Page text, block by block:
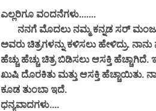
ಎಲ್ಲರಿಗೂ ವಂದನೆಗಳು.......
ನನಗೆ ಮೊದಲು ನಮ್ಮ ಕನ್ನಡ ಸರ್
ಅವರು ಚಿತ್ರಗಳನ್ನು ಕಳಿಸಲು ಹೇಳಿದ್ರು.
ಹೆಚ್ಚು ಹೆಚ್ಚು ಚಿತ್ರ ಬಿಡಿಸಲು ಆಸಕ್ತಿ
ಖುಷಿ ದೊರಕಿತು ಮತ್ತು ಆಸಕ್ತಿ ಹೆಚ್ಚಾಯಿತು.
ಕೂಡ ತುಂಬಾ ಇದೆ.
ಧನ್ಯವಾದಗಳು....